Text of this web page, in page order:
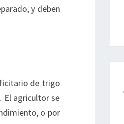
y deben
de trigo
El agricultor se
o por